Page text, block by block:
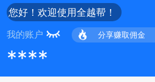
您好！欢迎使用全越帮！
我的账户 分享赚取佣金
****